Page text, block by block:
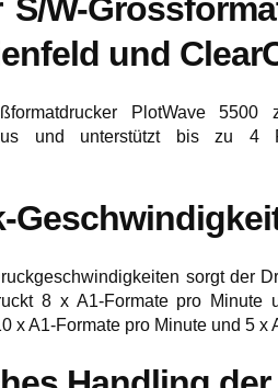
S/W-
und
PlotWave
aus und unterstützt bis zu 4
sorgt der
8 x A1-Formate pro Minute
x A1-Formate pro Minute und 5 x